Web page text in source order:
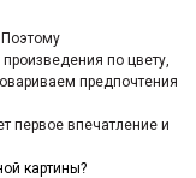
по цвету,
предпочтения
первое впечатление и
картины?